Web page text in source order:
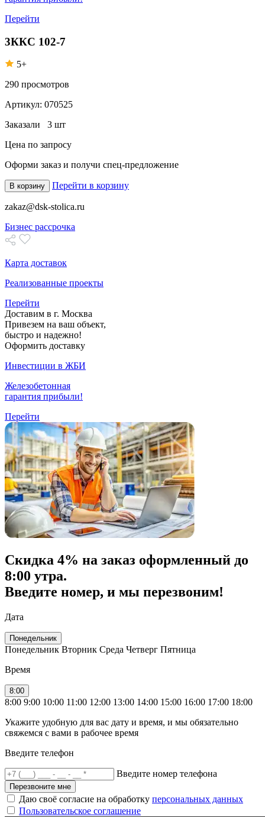
Перейти
3ККС 102-7
5+
290 просмотров
Артикул: 070525
Заказали 3 шт
Цена по запросу
Оформи заказ и получи спец-предложение
В корзину Перейти в корзину
zakaz@dsk-stolica.ru
Бизнес рассрочка
Карта доставок
Реализованные проекты
Перейти
Доставим в г. Москва
Привезем на ваш объект,
быстро и надежно!
Оформить доставку
Инвестиции в ЖБИ
Железобетонная
гарантия прибыли!
Перейти
Скидка 4% на заказ оформленный до
8:00 утра.
Введите номер, и мы перезвоним!
Дата
Понедельник
Понедельник Вторник Среда Четверг Пятница
Время
8:00
8:00 9:00 10:00 11:00 12:00 13:00 14:00 15:00 16:00 17:00 18:00
Укажите удобную для вас дату и время, и мы обязательно
свяжемся с вами в рабочее время
Введите телефон
Введите номер телефона
Перезвоните мне
Даю своё согласие на обработку персональных данных
Пользовательское соглашение